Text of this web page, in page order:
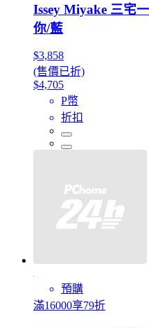
Issey Miyake 三宅
你/藍
$3,858
(售價已折)
$4,705
P幣
折扣
預購
滿16000享79折